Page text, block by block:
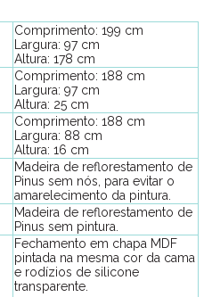
Comprimento: 199 cm
Largura: 97 cm
Altura: 178 cm
Comprimento: 188 cm
Largura: 97 cm
Altura: 25 cm
Comprimento: 188 cm
Largura: 88 cm
Altura: 16 cm
Madeira de reflorestamento de
Pinus sem nós, para evitar o
amarelecimento da pintura.
Madeira de reflorestamento de
Pinus sem pintura.
Fechamento em chapa MDF
pintada na mesma cor da cama
e rodízios de silicone
transparente.